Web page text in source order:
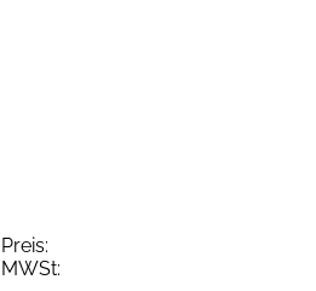
Preis:
MWSt: